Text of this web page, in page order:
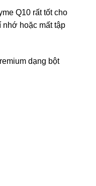
Q10 rất tốt cho
nhớ hoặc mất tập
dạng bột